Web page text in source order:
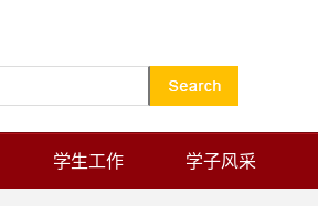
学生工作 学子风采